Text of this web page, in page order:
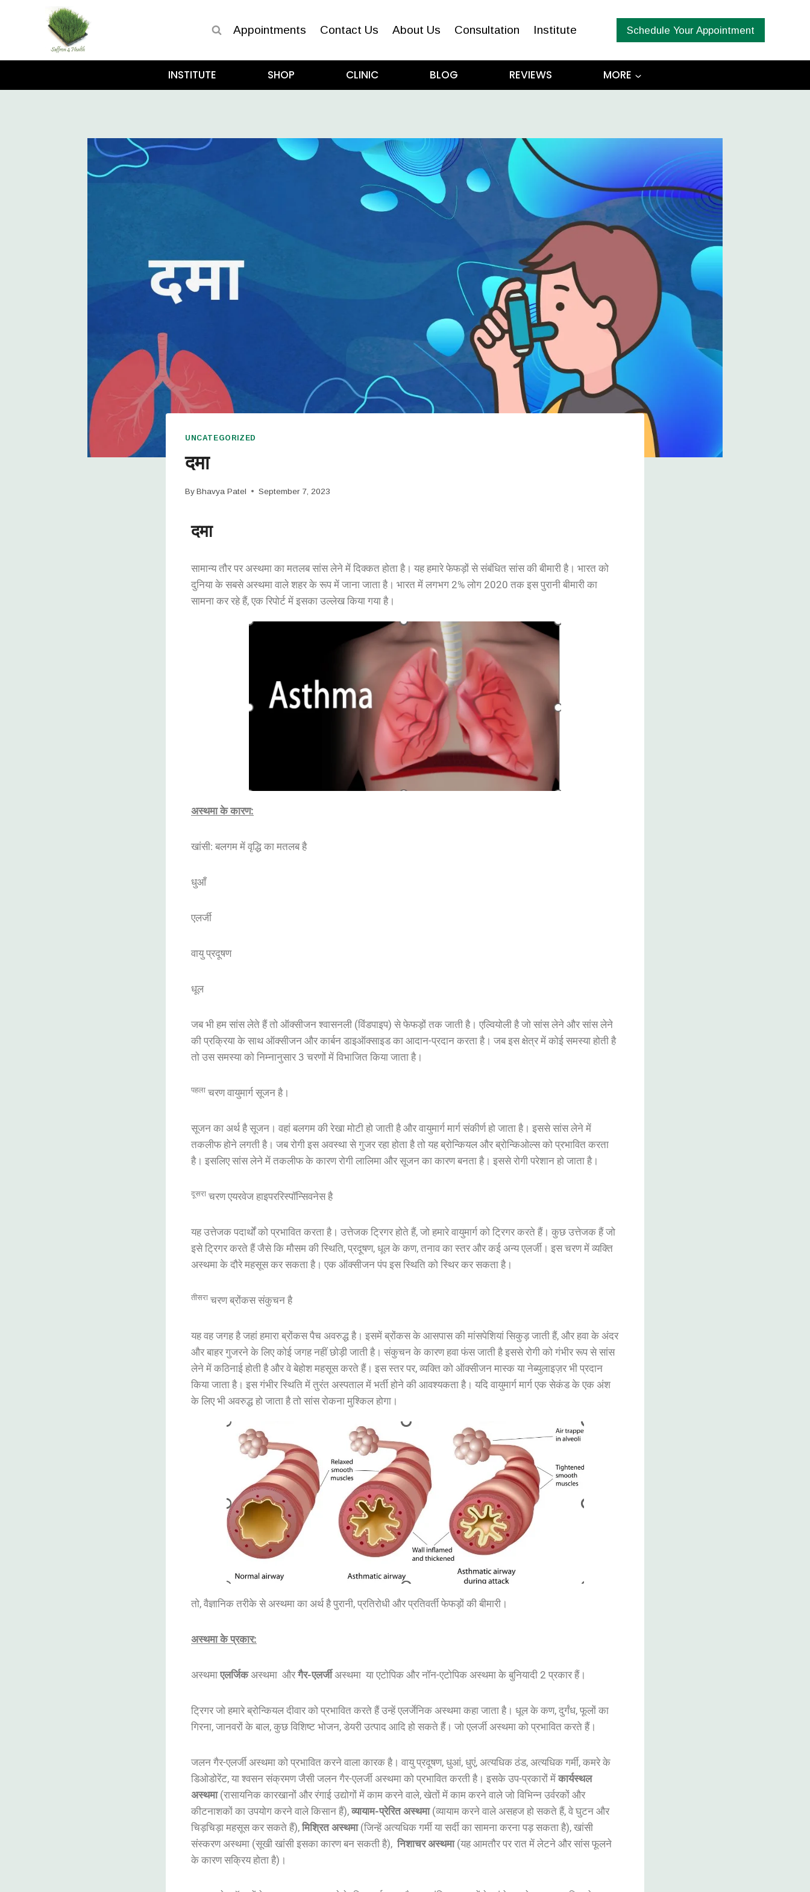
Appointments Contact Us About Us Consultation Institute Schedule Your Appointment
INSTITUTE SHOP CLINIC BLOG REVIEWS MORE
UNCATEGORIZED
दमा
By Bhavya Patel September 7, 2023
दमा
सामान्य तौर पर अस्थमा का मतलब सांस लेने में दिक्कत होता है। यह हमारे फेफड़ों से संबंधित सांस की बीमारी है। भारत को
दुनिया के सबसे अस्थमा वाले शहर के रूप में जाना जाता है। भारत में लगभग 2% लोग 2020 तक इस पुरानी बीमारी का
सामना कर रहे हैं, एक रिपोर्ट में इसका उल्लेख किया गया है।
अस्थमा के कारण:
खांसी: बलगम में वृद्धि का मतलब है
धुआँ
एलर्जी
वायु प्रदूषण
धूल
जब भी हम सांस लेते हैं तो ऑक्सीजन श्वासनली (विंडपाइप) से फेफड़ों तक जाती है। एल्वियोली है जो सांस लेने और सांस लेने
की प्रक्रिया के साथ ऑक्सीजन और कार्बन डाइऑक्साइड का आदान-प्रदान करता है। जब इस क्षेत्र में कोई समस्या होती है
तो उस समस्या को निम्नानुसार 3 चरणों में विभाजित किया जाता है।
पहला चरण वायुमार्ग सूजन है।
सूजन का अर्थ है सूजन। वहां बलगम की रेखा मोटी हो जाती है और वायुमार्ग मार्ग संकीर्ण हो जाता है। इससे सांस लेने में
तकलीफ होने लगती है। जब रोगी इस अवस्था से गुजर रहा होता है तो यह ब्रोन्कियल और ब्रोन्किओल्स को प्रभावित करता
है। इसलिए सांस लेने में तकलीफ के कारण रोगी लालिमा और सूजन का कारण बनता है। इससे रोगी परेशान हो जाता है।
दूसरा चरण एयरवेज हाइपररिस्पॉन्सिवनेस है
यह उत्तेजक पदार्थों को प्रभावित करता है। उत्तेजक ट्रिगर होते हैं, जो हमारे वायुमार्ग को ट्रिगर करते हैं। कुछ उत्तेजक हैं जो
इसे ट्रिगर करते हैं जैसे कि मौसम की स्थिति, प्रदूषण, धूल के कण, तनाव का स्तर और कई अन्य एलर्जी। इस चरण में व्यक्ति
अस्थमा के दौरे महसूस कर सकता है। एक ऑक्सीजन पंप इस स्थिति को स्थिर कर सकता है।
तीसरा चरण ब्रोंकस संकुचन है
यह वह जगह है जहां हमारा ब्रोंकस पैच अवरुद्ध है। इसमें ब्रोंकस के आसपास की मांसपेशियां सिकुड़ जाती हैं, और हवा के अंदर
और बाहर गुजरने के लिए कोई जगह नहीं छोड़ी जाती है। संकुचन के कारण हवा फंस जाती है इससे रोगी को गंभीर रूप से सांस
लेने में कठिनाई होती है और वे बेहोश महसूस करते हैं। इस स्तर पर, व्यक्ति को ऑक्सीजन मास्क या नेब्युलाइज़र भी प्रदान
किया जाता है। इस गंभीर स्थिति में तुरंत अस्पताल में भर्ती होने की आवश्यकता है। यदि वायुमार्ग मार्ग एक सेकंड के एक अंश
के लिए भी अवरुद्ध हो जाता है तो सांस रोकना मुश्किल होगा।
तो, वैज्ञानिक तरीके से अस्थमा का अर्थ है पुरानी, प्रतिरोधी और प्रतिवर्ती फेफड़ों की बीमारी।
अस्थमा के प्रकार:
अस्थमा एलर्जिकअस्थमा औरगैर-एलर्जीअस्थमा या एटोपिक और नॉन-एटोपिक अस्थमा के बुनियादी 2 प्रकार हैं।
ट्रिगर जो हमारे ब्रोन्कियल दीवार को प्रभावित करते हैं उन्हें एलर्जेनिक अस्थमा कहा जाता है। धूल के कण, दुर्गंध, फूलों का
गिरना, जानवरों के बाल, कुछ विशिष्ट भोजन, डेयरी उत्पाद आदि हो सकते हैं। जो एलर्जी अस्थमा को प्रभावित करते हैं।
जलन गैर-एलर्जी अस्थमा को प्रभावित करने वाला कारक है। वायु प्रदूषण, धुआं, धुएं, अत्यधिक ठंड, अत्यधिक गर्मी, कमरे के
डिओडोरेंट, या श्वसन संक्रमण जैसी जलन गैर-एलर्जी अस्थमा को प्रभावित करती है। इसके उप-प्रकारों में कार्यस्थल
अस्थमा(रासायनिक कारखानों और रंगाई उद्योगों में काम करने वाले, खेतों में काम करने वाले जो विभिन्न उर्वरकों और
कीटनाशकों का उपयोग करने वाले किसान हैं), व्यायाम-प्रेरित अस्थमा(व्यायाम करने वाले असहज हो सकते हैं, वे घुटन और
चिड़चिड़ा महसूस कर सकते हैं), मिश्रित अस्थमा(जिन्हें अत्यधिक गर्मी या सर्दी का सामना करना पड़ सकता है), खांसी
संस्करण अस्थमा (सूखी खांसी इसका कारण बन सकती है), निशाचर अस्थमा(यह आमतौर पर रात में लेटने और सांस फूलने
के कारण सक्रिय होता है)।